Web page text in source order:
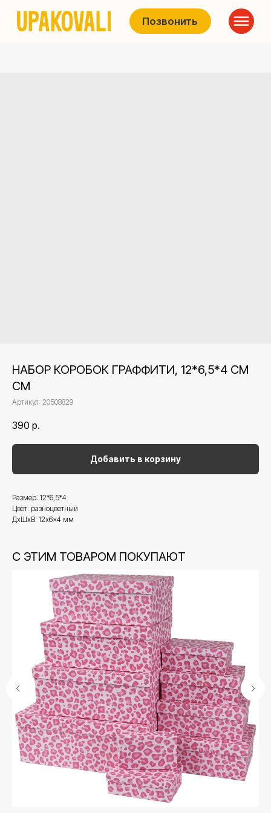
Позвонить
НАБОР КОРОБОК ГРАФФИТИ, 12*6,5*4 СМ
СМ
Артикул: 20508829
390 р.
Добавить в корзину
Размер: 12*6,5*4
Цвет: разноцветный
ДxШxВ: 12x6x4 мм
С ЭТИМ ТОВАРОМ ПОКУПАЮТ
Контакты